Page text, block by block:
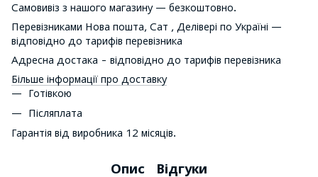
Самовивіз з нашого магазину — безкоштовно.
Перевізниками Нова пошта, Сат , Делівері по Україні —
відповідно до тарифів перевізника
Адресна достака - відповідно до тарифів перевізника
Більше інформації про доставку
Готівкою
Післяплата
Гарантія від виробника 12 місяців.
Опис Відгуки